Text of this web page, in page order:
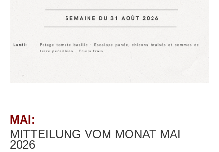
MAI:
MITTEILUNG VOM MONAT MAI
2026